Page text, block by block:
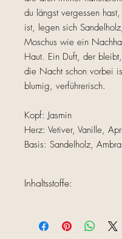
du längst vergessen
ist, legen sich
Moschus wie ein
Haut. Ein Duft, der
die Nacht schon vorbei
blumig, verführerisch.
Kopf: Jasmin
Herz: Vetiver, Vanille,
Basis: Sandelholz,
Inhaltsstoffe:
(Fragrance), Aqua (Water),